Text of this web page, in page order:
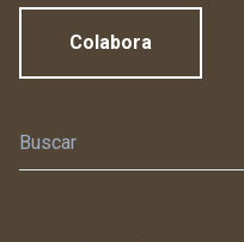
Colabora